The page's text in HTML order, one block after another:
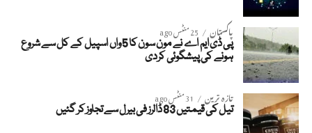
پاکستان 25 منٹس ago
پی ڈی ایم اے نے مون سون کا 5 واں اسپیل کے کل سے شروع
ہونے کی پیشگوئی کردی
تازہ ترین 31 منٹس ago
تیل کی قیمتیں 83 ڈالرز فی بیرل سے تجاوز کر گئیں